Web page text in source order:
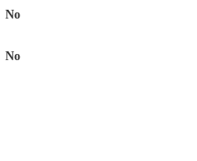
No
No